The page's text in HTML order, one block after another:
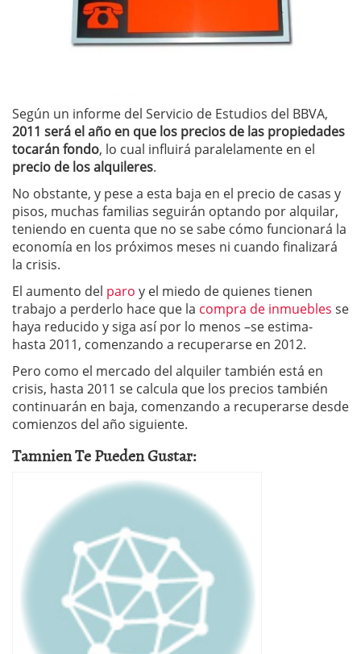
Según un informe del Servicio de Estudios del BBVA,
2011 será el año en que los precios de las propiedades
tocarán fondo, lo cual influirá paralelamente en el
precio de los alquileres.
No obstante, y pese a esta baja en el precio de casas y
pisos, muchas familias seguirán optando por alquilar,
teniendo en cuenta que no se sabe cómo funcionará la
economía en los próximos meses ni cuando finalizará
la crisis.
El aumento del paro y el miedo de quienes tienen
trabajo a perderlo hace que la compra de inmuebles se
haya reducido y siga así por lo menos –se estima-
hasta 2011, comenzando a recuperarse en 2012.
Pero como el mercado del alquiler también está en
crisis, hasta 2011 se calcula que los precios también
continuarán en baja, comenzando a recuperarse desde
comienzos del año siguiente.
Tamnien Te Pueden Gustar: